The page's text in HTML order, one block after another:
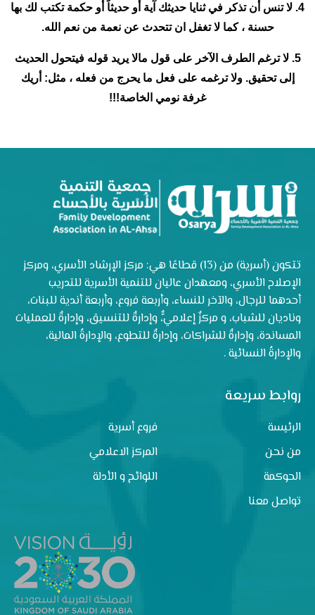
4. لا تنس أن تذكر في ثنايا حديثك آية أو حديثاً أو حكمة تكتب لك بها
حسنة ، كما لا تغفل ان تتحدث عن نعمة من نعم الله.
5. لا ترغم الطرف الآخر على قول مالا يريد قوله فيتحول الحديث
إلى تحقيق. ولا ترغمه على فعل ما يحرج من فعله ، مثل: أريك
غرفة نومي الخاصة!!!
تتكون (أسرية) من (13) قطاعًا هي: مركز الإرشاد الأسري، ومركز
الإصلاح الأسري، ومعهدان عاليان للتنمية الأسرية للتدريب
أحدهما للرجال، والآخر للنساء، وأربعة فروع، وأربعة أندية للبنات،
وناديان للشباب، و مركزٌ إعلاميٌّ، وإدارةٌ للتنسيق، وإدارةٌ للعمليات
المساندة، وإدارةٌ للشراكات، وإدارةٌ للتطوع، والإدارةُ المالية،
والإدارةُ النسائية .
روابط سريعة
الرئيسة
فروع أسرية
من نحن
المركز الاعلامي
الحوكمة
اللوائح و الأدلة
تواصل معنا